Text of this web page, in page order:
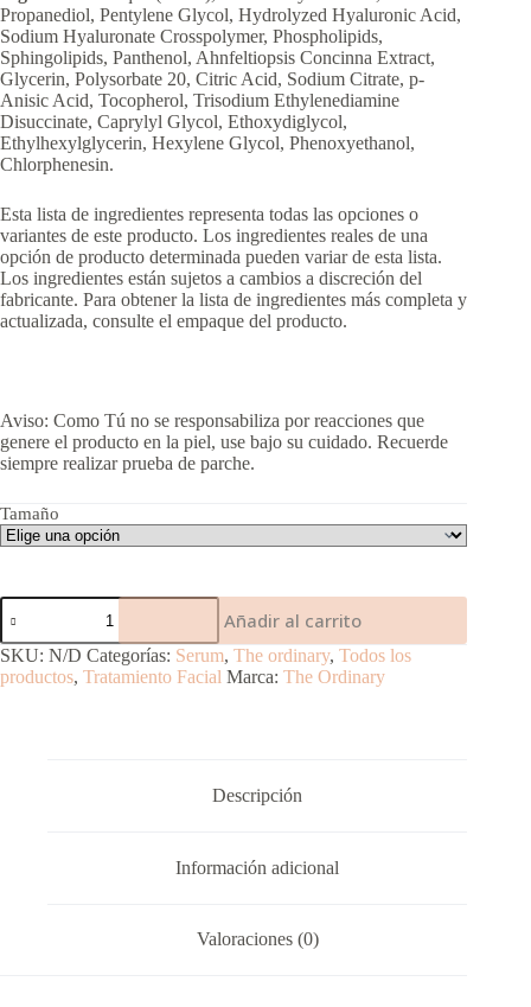
Propanediol, Pentylene Glycol, Hydrolyzed Hyaluronic Acid,
Sodium Hyaluronate Crosspolymer, Phospholipids,
Sphingolipids, Panthenol, Ahnfeltiopsis Concinna Extract,
Glycerin, Polysorbate 20, Citric Acid, Sodium Citrate, p-
Anisic Acid, Tocopherol, Trisodium Ethylenediamine
Disuccinate, Caprylyl Glycol, Ethoxydiglycol,
Ethylhexylglycerin, Hexylene Glycol, Phenoxyethanol,
Chlorphenesin.
Esta lista de ingredientes representa todas las opciones o
variantes de este producto. Los ingredientes reales de una
opción de producto determinada pueden variar de esta lista.
Los ingredientes están sujetos a cambios a discreción del
fabricante. Para obtener la lista de ingredientes más completa y
actualizada, consulte el empaque del producto.
Aviso: Como Tú no se responsabiliza por reacciones que
genere el producto en la piel, use bajo su cuidado. Recuerde
siempre realizar prueba de parche.
Tamaño
Ácido
Hialurónico
2%
+
B5
Añadir al carrito
SKU: N/D Categorías: Serum, The ordinary, Todos los
productos, Tratamiento Facial Marca: The Ordinary
Descripción
Información adicional
Valoraciones (0)